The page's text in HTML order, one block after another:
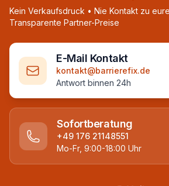
Kein Verkaufsdruck • Nie Kontakt zu
Transparente Partner-Preise
E-Mail Kontakt
kontakt@barrierefix.de
Antwort binnen 24h
Sofortberatung
+49 176 21148551
Mo-Fr, 9:00-18:00 Uhr